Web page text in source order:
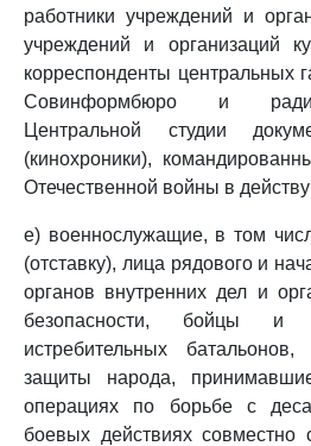
работники учреждений и
учреждений и организаций
корреспонденты центральных
Совинформбюро и
Центральной студии
(кинохроники),
Отечественной войны в
е) военнослужащие, в том
(отставку), лица рядового и
органов внутренних дел и
безопасности, бойцы и
истребительных
защиты народа,
операциях по борьбе с
боевых действиях совместно